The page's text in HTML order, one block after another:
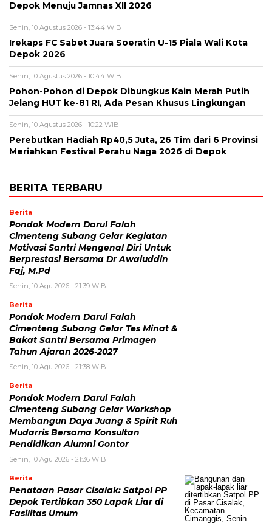
Depok Menuju Jamnas XII 2026
Senin, 10 Agustus 2026 - 13:44 WIB
Irekaps FC Sabet Juara Soeratin U-15 Piala Wali Kota
Depok 2026
Senin, 10 Agustus 2026 - 10:44 WIB
Pohon-Pohon di Depok Dibungkus Kain Merah Putih
Jelang HUT ke-81 RI, Ada Pesan Khusus Lingkungan
Senin, 10 Agustus 2026 - 10:22 WIB
Perebutkan Hadiah Rp40,5 Juta, 26 Tim dari 6 Provinsi
Meriahkan Festival Perahu Naga 2026 di Depok
BERITA TERBARU
Berita
Pondok Modern Darul Falah
Cimenteng Subang Gelar Kegiatan
Motivasi Santri Mengenal Diri Untuk
Berprestasi Bersama Dr Awaluddin
Faj, M.Pd
Senin, 10 Agu 2026 - 21:39 WIB
Berita
Pondok Modern Darul Falah
Cimenteng Subang Gelar Tes Minat &
Bakat Santri Bersama Primagen
Tahun Ajaran 2026-2027
Senin, 10 Agu 2026 - 21:38 WIB
Berita
Pondok Modern Darul Falah
Cimenteng Subang Gelar Workshop
Membangun Daya Juang & Spirit Ruh
Mudarris Bersama Konsultan
Pendidikan Alumni Gontor
Senin, 10 Agu 2026 - 21:36 WIB
Berita
Penataan Pasar Cisalak: Satpol PP
Depok Tertibkan 350 Lapak Liar di
Fasilitas Umum